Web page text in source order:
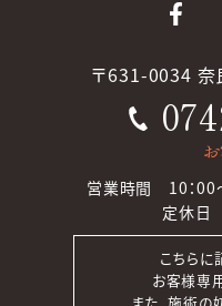
〒631-0034
営業時間 10：00
定休日
こちら
お客様専